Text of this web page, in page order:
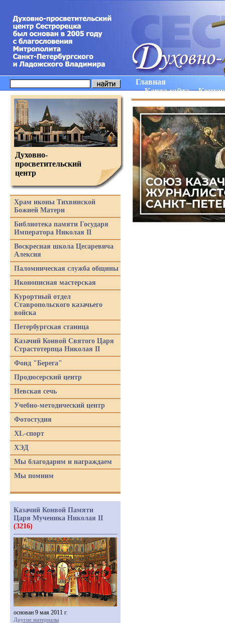
Главная
Карта сайта
Духовно-
просветительский
центр
Храм иконы Тихвинской
Божией Матери
Библиотека памяти Государя
Императора Николая II
Воскресная школа Цесаревича
Алексия
Паломническая служба общины
Иконописная мастерская
Курортный отдел
Ставропольского казачьего
войска
Петербургская станица
Казачий Конвой Святого Царя
Страстотерпца Николая II
Фонд "Берега"
Продюсерский центр
Невская сечь
Учебно-методический центр
Фотостудия
XL-спорт
ХЭД
Мы благодарим и награждаем
Мы помним
Казачий Конвой Памяти
Царя Мученика Николая II
(3216)
основан 9 мая 2011 г.
Другие материалы